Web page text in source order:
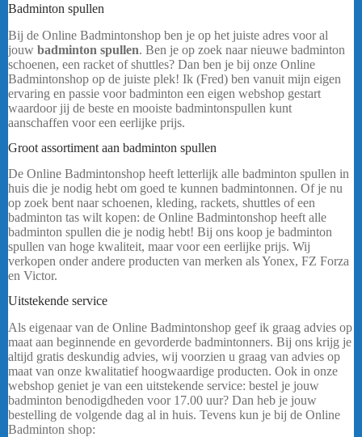
Badminton spullen
Bij de Online Badmintonshop ben je op het juiste adres voor al
jouw badminton spullen. Ben je op zoek naar nieuwe badminton
schoenen, een racket of shuttles? Dan ben je bij onze Online
Badmintonshop op de juiste plek! Ik (Fred) ben vanuit mijn eigen
ervaring en passie voor badminton een eigen webshop gestart
waardoor jij de beste en mooiste badmintonspullen kunt
aanschaffen voor een eerlijke prijs.
Groot assortiment aan badminton spullen
De Online Badmintonshop heeft letterlijk alle badminton spullen in
huis die je nodig hebt om goed te kunnen badmintonnen. Of je nu
op zoek bent naar schoenen, kleding, rackets, shuttles of een
badminton tas wilt kopen: de Online Badmintonshop heeft alle
badminton spullen die je nodig hebt! Bij ons koop je badminton
spullen van hoge kwaliteit, maar voor een eerlijke prijs. Wij
verkopen onder andere producten van merken als Yonex, FZ Forza
en Victor.
Uitstekende service
Als eigenaar van de Online Badmintonshop geef ik graag advies op
maat aan beginnende en gevorderde badmintonners. Bij ons krijg je
altijd gratis deskundig advies, wij voorzien u graag van advies op
maat van onze kwalitatief hoogwaardige producten. Ook in onze
webshop geniet je van een uitstekende service: bestel je jouw
badminton benodigdheden voor 17.00 uur? Dan heb je jouw
bestelling de volgende dag al in huis. Tevens kun je bij de Online
Badminton shop: